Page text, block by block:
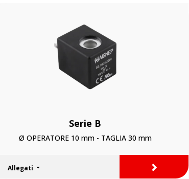
Serie B
Ø OPERATORE 10 mm - TAGLIA 30 mm
Allegati >